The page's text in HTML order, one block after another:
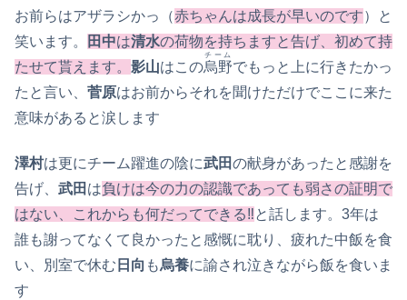
お前らはアザラシかっ（赤ちゃんは成長が早いのです）と
笑います。
田中は清水の荷物を持ちますと告げ、初めて持
たせて貰えます。 影山はこの烏野
チーム
でもっと上に行きたかっ
たと言い、 菅原はお前からそれを聞けただけでここに来た
意味があると涙します
澤村は更にチーム躍進の陰に武田の献身があったと感謝を
告げ、 武田 は負けは今の力の認識であっても弱さの証明で
はない、これからも何だってできる‼と話します。3年は
誰も謝ってなくて良かったと感慨に耽り、疲れた中飯を食
い、別室で休む 日向 も烏養に諭され泣きながら飯を食いま
す